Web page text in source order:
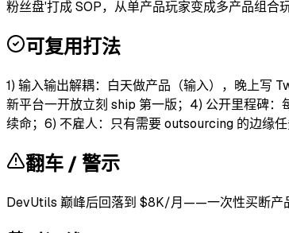
粉丝盘'打成 SOP，从单产品玩家变成多产品组合玩
可复用打法
1) 输入输出解耦：白天做产品（输入），晚上写
新平台一开放立刻 ship 第一版；4) 公开里程碑
续命；6) 不雇人：只有需要 outsourcing 的边缘任
翻车 / 警示
DevUtils 巅峰后回落到 $8K/月——一次性买断产